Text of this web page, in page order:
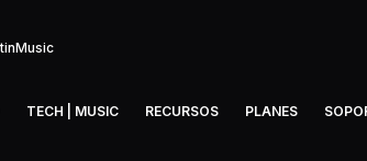
TECH | MUSIC RECURSOS PLANES